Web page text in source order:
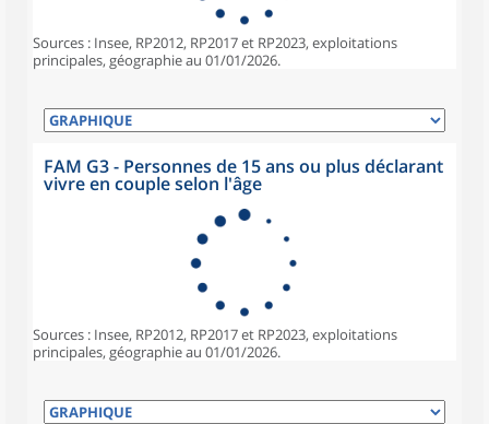
Sources : Insee, RP2012, RP2017 et RP2023, exploitations
principales, géographie au 01/01/2026.
FAM G3 - Personnes de 15 ans ou plus déclarant
vivre en couple selon l'âge
Sources : Insee, RP2012, RP2017 et RP2023, exploitations
principales, géographie au 01/01/2026.